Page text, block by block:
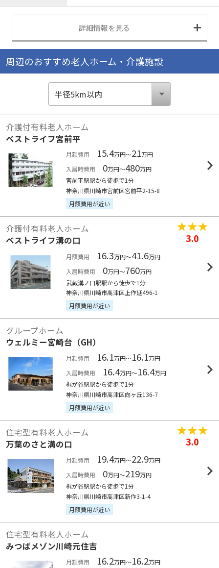
詳細情報を見る
周辺のおすすめ老人ホーム・介護施設
介護付有料老人ホーム
ベストライフ宮前平
月額費用 15.4万円～21万円
入居時費用
0万円～480万円
宮前平駅駅から徒歩で1分
神奈川県川崎市宮前区宮前平2-15-8
月額費用が近い
介護付有料老人ホーム
ベストライフ溝の口
3.0
月額費用 16.3万円～41.6万円
入居時費用
0万円～760万円
武蔵溝ノ口駅駅から徒歩で1分
神奈川県川崎市高津区上作延496-1
月額費用が近い
グループホーム
ウェルミー宮崎台（GH）
月額費用 16.1万円～16.1万円
入居時費用
16.4万円～16.4万円
梶が谷駅駅から徒歩で1分
神奈川県川崎市高津区向ヶ丘136-7
月額費用が近い
住宅型有料老人ホーム
万葉のさと溝の口
3.0
月額費用 19.4万円～22.9万円
入居時費用
0万円～219万円
梶が谷駅駅から徒歩で1分
神奈川県川崎市高津区新作3-1-4
月額費用が近い
住宅型有料老人ホーム
みつばメゾン川崎元住吉
月額費用 16.2万円～16.2万円